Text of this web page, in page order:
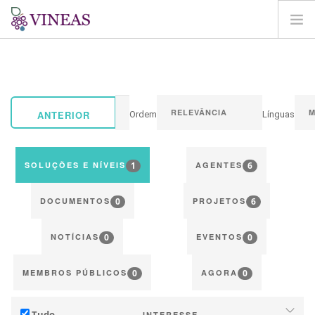
SOLUÇÕES E NÍVEIS
ANTERIOR Ordem Línguas
SOLUÇÕES E NÍVEIS 1 AGENTES 6
DOCUMENTOS 0 PROJETOS 6
NOTÍCIAS 0 EVENTOS 0
MEMBROS PÚBLICOS 0 AGORA 0